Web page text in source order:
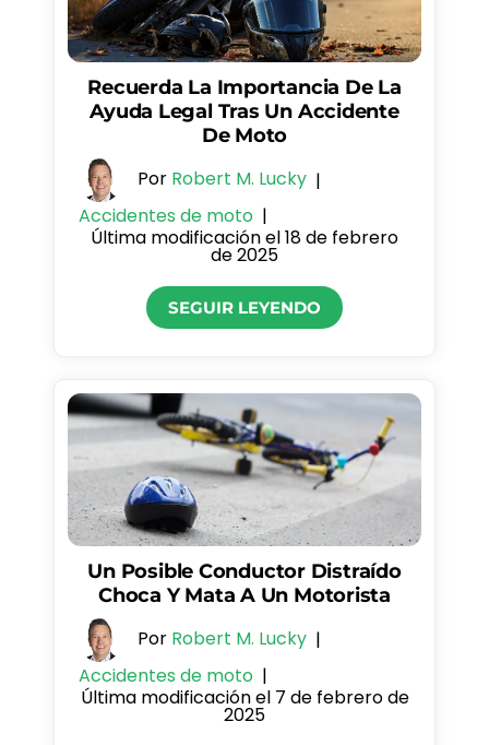
Recuerda La Importancia De La
Ayuda Legal Tras Un Accidente
De Moto
Por Robert M. Lucky |
Accidentes de moto |
Última modificación el 18 de febrero
de 2025
SEGUIR LEYENDO
Un Posible Conductor Distraído
Choca Y Mata A Un Motorista
Por Robert M. Lucky |
Accidentes de moto |
Última modificación el 7 de febrero de
2025